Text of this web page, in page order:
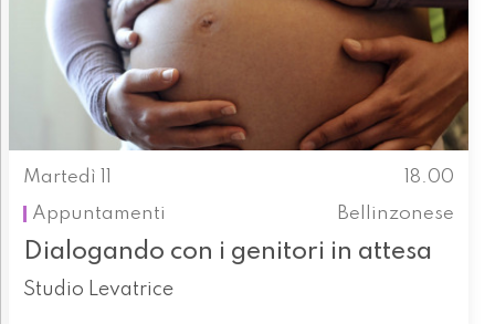
Martedì 11
18.00
Appuntamenti
Bellinzonese
Dialogando con i genitori in attesa
Studio Levatrice